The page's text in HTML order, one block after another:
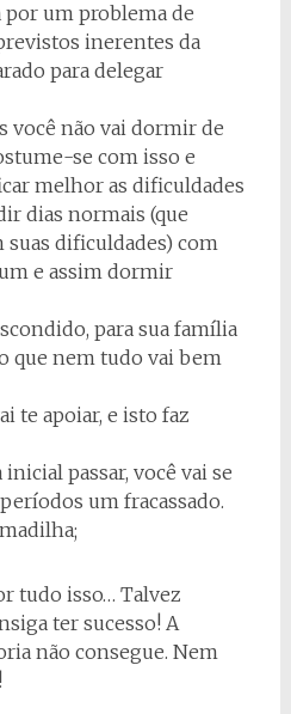
por um problema de
inerentes da
para delegar
você não vai dormir de
se com isso e
melhor as dificuldades
dias normais (que
suas dificuldades) com
e assim dormir
para sua família
que nem tudo vai bem
te apoiar, e isto faz
passar, você vai se
um fracassado.
tudo isso… Talvez
ter sucesso! A
não consegue. Nem